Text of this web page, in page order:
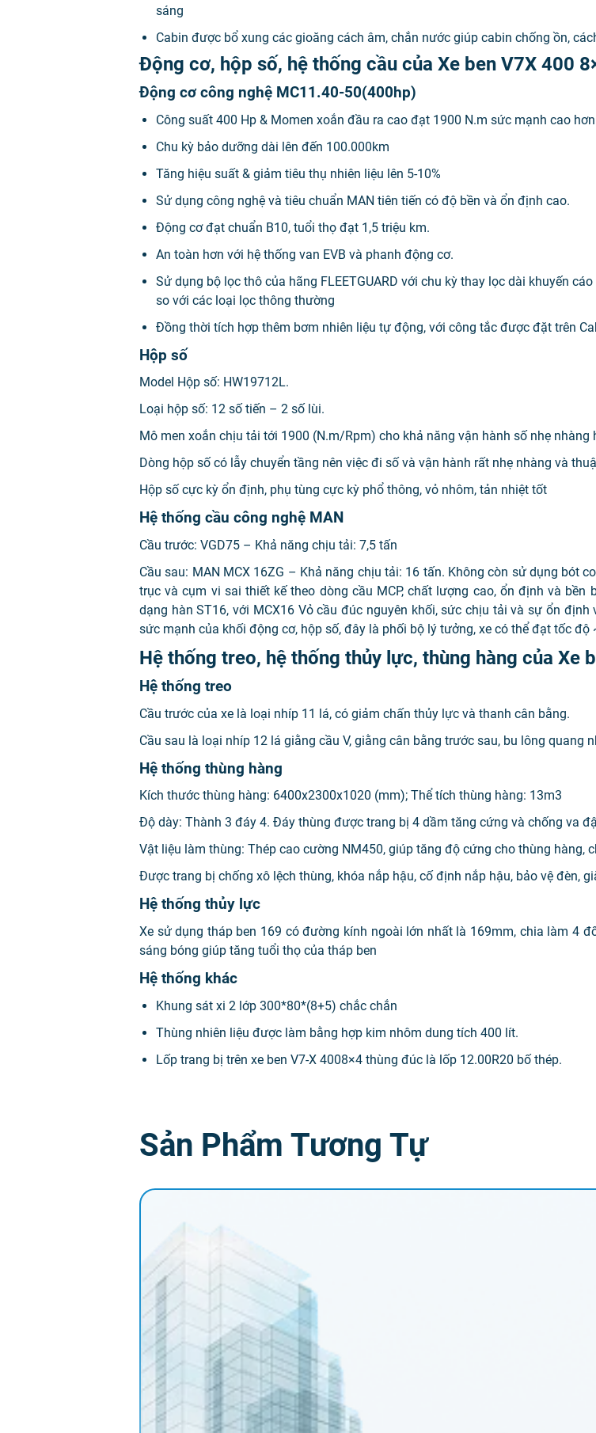
sáng
Cabin được bổ xung các gioăng cách âm, chắn nước giúp cabin chống ồn,
Động cơ, hộp số, hệ thống cầu của Xe ben V7X 400
Động cơ công nghệ MC11.40-50(400hp)
Công suất 400 Hp & Momen xoắn đầu ra cao đạt 1900 N.m sức mạnh cao
Chu kỳ bảo dưỡng dài lên đến 100.000km
Tăng hiệu suất & giảm tiêu thụ nhiên liệu lên 5-10%
Sử dụng công nghệ và tiêu chuẩn MAN tiên tiến có độ bền và ổn định cao.
Động cơ đạt chuẩn B10, tuổi thọ đạt 1,5 triệu km.
An toàn hơn với hệ thống van EVB và phanh động cơ.
Sử dụng bộ lọc thô của hãng FLEETGUARD với chu kỳ thay lọc dài khuyến
so với các loại lọc thông thường
Đồng thời tích hợp thêm bơm nhiên liệu tự động, với công tắc được đặt trên
Hộp số
Model Hộp số: HW19712L.
Loại hộp số: 12 số tiến – 2 số lùi.
Mô men xoắn chịu tải tới 1900 (N.m/Rpm) cho khả năng vận hành số nhẹ nhàng
Dòng hộp số có lẫy chuyển tầng nên việc đi số và vận hành rất nhẹ nhàng và
Hộp số cực kỳ ổn định, phụ tùng cực kỳ phổ thông, vỏ nhôm, tản nhiệt tốt
Hệ thống cầu công nghệ MAN
Cầu trước: VGD75 – Khả năng chịu tải: 7,5 tấn
Cầu sau: MAN MCX 16ZG – Khả năng chịu tải: 16 tấn. Không còn sử dụng bót
trục và cụm vi sai thiết kế theo dòng cầu MCP, chất lượng cao, ổn định và
dạng hàn ST16, với MCX16 Vỏ cầu đúc nguyên khối, sức chịu tải và sự ổn
sức mạnh của khối động cơ, hộp số, đây là phối bộ lý tưởng, xe có thể đạt tốc
Hệ thống treo, hệ thống thủy lực, thùng hàng của Xe
Hệ thống treo
Cầu trước của xe là loại nhíp 11 lá, có giảm chấn thủy lực và thanh cân bằng.
Cầu sau là loại nhíp 12 lá giằng cầu V, giằng cân bằng trước sau, bu lông quang
Hệ thống thùng hàng
Kích thước thùng hàng: 6400x2300x1020 (mm); Thể tích thùng hàng: 13m3
Độ dày: Thành 3 đáy 4. Đáy thùng được trang bị 4 dầm tăng cứng và chống va
Vật liệu làm thùng: Thép cao cường NM450, giúp tăng độ cứng cho thùng hàng,
Được trang bị chống xô lệch thùng, khóa nắp hậu, cố định nắp hậu, bảo vệ đèn,
Hệ thống thủy lực
Xe sử dụng tháp ben 169 có đường kính ngoài lớn nhất là 169mm, chia làm 4
sáng bóng giúp tăng tuổi thọ của tháp ben
Hệ thống khác
Khung sát xi 2 lớp 300*80*(8+5) chắc chắn
Thùng nhiên liệu được làm bằng hợp kim nhôm dung tích 400 lít.
Lốp trang bị trên xe ben V7-X 4008×4 thùng đúc là lốp 12.00R20 bố thép.
Sản Phẩm Tương Tự